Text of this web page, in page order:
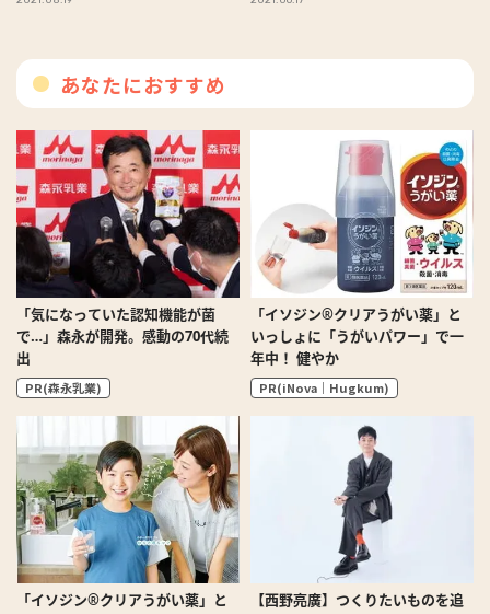
あなたにおすすめ
「気になっていた認知機能が菌
で…」森永が開発。感動の70代続
出
PR(森永乳業)
「イソジン®クリアうがい薬」と
いっしょに「うがいパワー」で一
年中！ 健やか
PR(iNova｜Hugkum)
「イソジン®クリアうがい薬」と
【西野亮廣】つくりたいものを追